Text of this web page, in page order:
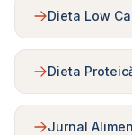
Dieta Low
Dieta
Jurnal